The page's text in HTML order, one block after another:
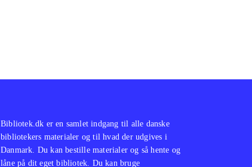
Bibliotek.dk er en samlet indgang til alle danske
bibliotekers materialer og til hvad der udgives i
Danmark. Du kan bestille materialer og så hente og
låne på dit eget bibliotek. Du kan bruge